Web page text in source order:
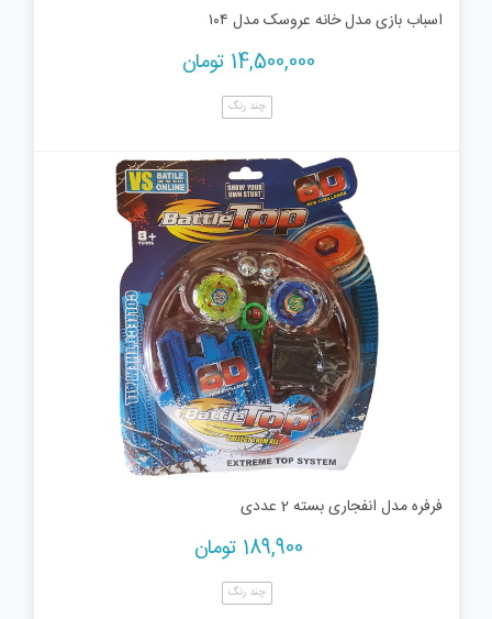
اسباب بازی مدل خانه عروسک مدل ۱۰۴
14,500,000 تومان
چند رنگ
فرفره مدل انفجاری بسته 2 عددی
189,900 تومان
چند رنگ